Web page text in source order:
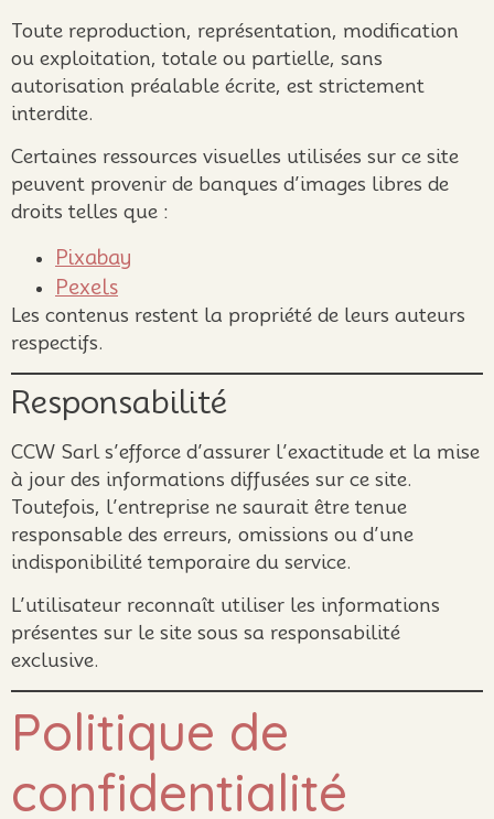
Toute reproduction, représentation, modification
ou exploitation, totale ou partielle, sans
autorisation préalable écrite, est strictement
interdite.
Certaines ressources visuelles utilisées sur ce site
peuvent provenir de banques d’images libres de
droits telles que :
Pixabay
Pexels
Les contenus restent la propriété de leurs auteurs
respectifs.
Responsabilité
CCW Sarl s’efforce d’assurer l’exactitude et la mise
à jour des informations diffusées sur ce site.
Toutefois, l’entreprise ne saurait être tenue
responsable des erreurs, omissions ou d’une
indisponibilité temporaire du service.
L’utilisateur reconnaît utiliser les informations
présentes sur le site sous sa responsabilité
exclusive.
Politique de
confidentialité